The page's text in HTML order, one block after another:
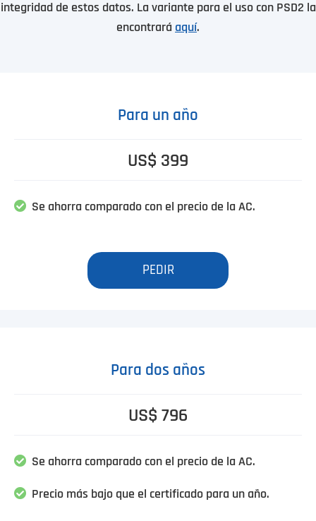
integridad de estos datos. La variante para el uso con PSD2 la
encontrará aquí.
Para un año
US$ 399
Se ahorra comparado con el precio de la AC.
PEDIR
Para dos años
US$ 796
Se ahorra comparado con el precio de la AC.
Precio más bajo que el certificado para un año.